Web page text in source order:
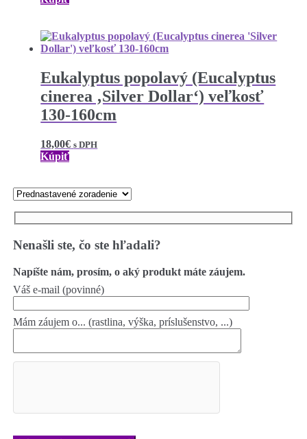
Eukalyptus popolavý (Eucalyptus
cinerea ‚Silver Dollar‘) veľkosť
130-160cm
18,00€ s DPH
Kúpiť
Nenašli ste, čo ste hľadali?
Napíšte nám, prosím, o aký produkt máte záujem.
Váš e-mail (povinné)
Mám záujem o... (rastlina, výška, príslušenstvo, ...)